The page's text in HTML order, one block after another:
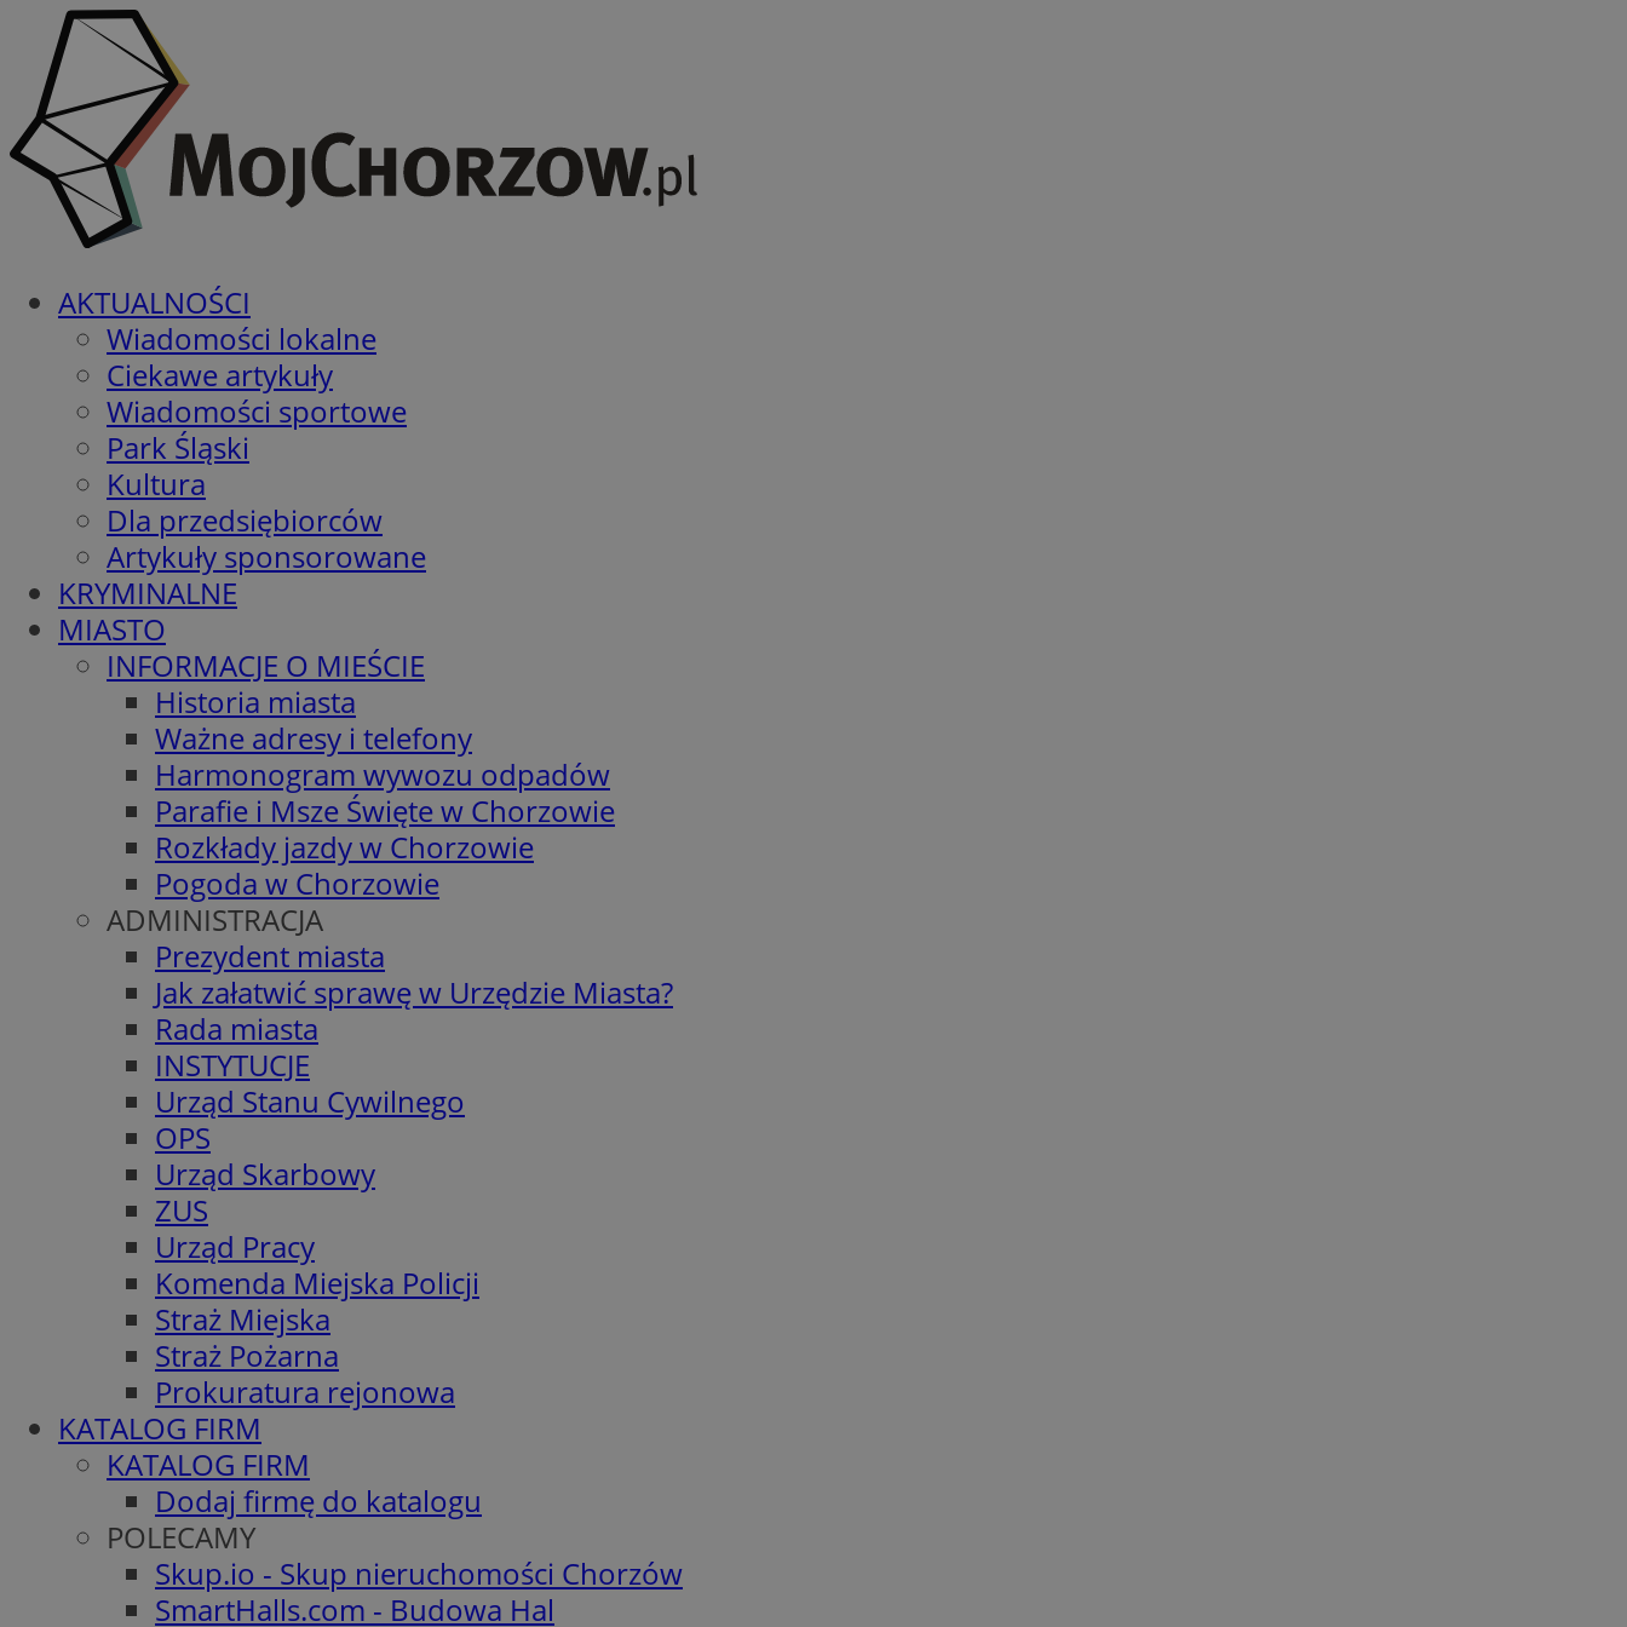
AKTUALNOŚCI
Wiadomości lokalne
Ciekawe artykuły
Wiadomości sportowe
Park Śląski
Kultura
Dla przedsiębiorców
Artykuły sponsorowane
KRYMINALNE
MIASTO
INFORMACJE O MIEŚCIE
Historia miasta
Ważne adresy i telefony
Harmonogram wywozu odpadów
Parafie i Msze Święte w Chorzowie
Rozkłady jazdy w Chorzowie
Pogoda w Chorzowie
ADMINISTRACJA
Prezydent miasta
Jak załatwić sprawę w Urzędzie Miasta?
Rada miasta
INSTYTUCJE
Urząd Stanu Cywilnego
OPS
Urząd Skarbowy
ZUS
Urząd Pracy
Komenda Miejska Policji
Straż Miejska
Straż Pożarna
Prokuratura rejonowa
KATALOG FIRM
KATALOG FIRM
Dodaj firmę do katalogu
POLECAMY
Skup.io - Skup nieruchomości Chorzów
SmartHalls.com - Budowa Hal